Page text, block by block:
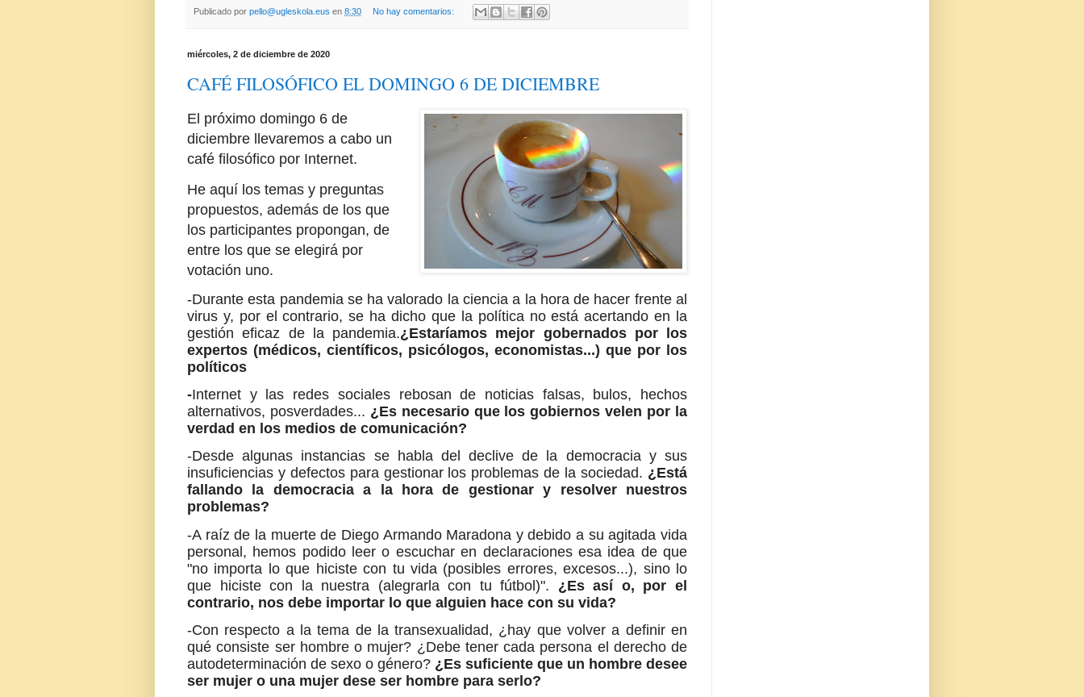
Publicado por pello@ugleskola.eus en 8:30 No hay comentarios:
miércoles, 2 de diciembre de 2020
CAFÉ FILOSÓFICO EL DOMINGO 6 DE DICIEMBRE
El próximo domingo 6 de
diciembre llevaremos a cabo un
café filosófico por Internet.
He aquí los temas y preguntas
propuestos, además de los que
los participantes propongan, de
entre los que se elegirá por
votación uno.
-Durante esta pandemia se ha valorado la ciencia a la hora de hacer frente al
virus y, por el contrario, se ha dicho que la política no está acertando en la
gestión eficaz de la pandemia.¿Estaríamos mejor gobernados por los
expertos (médicos, científicos, psicólogos, economistas...) que por los
políticos
-Internet y las redes sociales rebosan de noticias falsas, bulos, hechos
alternativos, posverdades... ¿Es necesario que los gobiernos velen por la
verdad en los medios de comunicación?
-Desde algunas instancias se habla del declive de la democracia y sus
insuficiencias y defectos para gestionar los problemas de la sociedad. ¿Está
fallando la democracia a la hora de gestionar y resolver nuestros
problemas?
-A raíz de la muerte de Diego Armando Maradona y debido a su agitada vida
personal, hemos podido leer o escuchar en declaraciones esa idea de que
"no importa lo que hiciste con tu vida (posibles errores, excesos...), sino lo
que hiciste con la nuestra (alegrarla con tu fútbol)". ¿Es así o, por el
contrario, nos debe importar lo que alguien hace con su vida?
-Con respecto a la tema de la transexualidad, ¿hay que volver a definir en
qué consiste ser hombre o mujer? ¿Debe tener cada persona el derecho de
autodeterminación de sexo o género? ¿Es suficiente que un hombre desee
ser mujer o una mujer dese ser hombre para serlo?